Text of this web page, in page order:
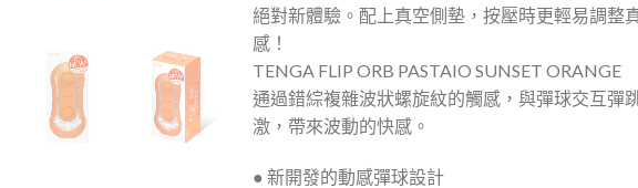
絕對新體驗。配上真空側墊，按壓時更輕易調整
感！
TENGA FLIP ORB PASTAIO SUNSET ORANGE
通過錯綜複雜波狀螺旋紋的觸感，與彈球交互彈
激，帶來波動的快感。
● 新開發的動感彈球設計